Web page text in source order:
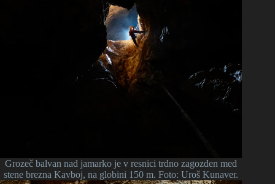
Grozeč balvan nad jamarko je v resnici trdno zagozden med
stene brezna Kavboj, na globini 150 m. Foto: Uroš Kunaver.